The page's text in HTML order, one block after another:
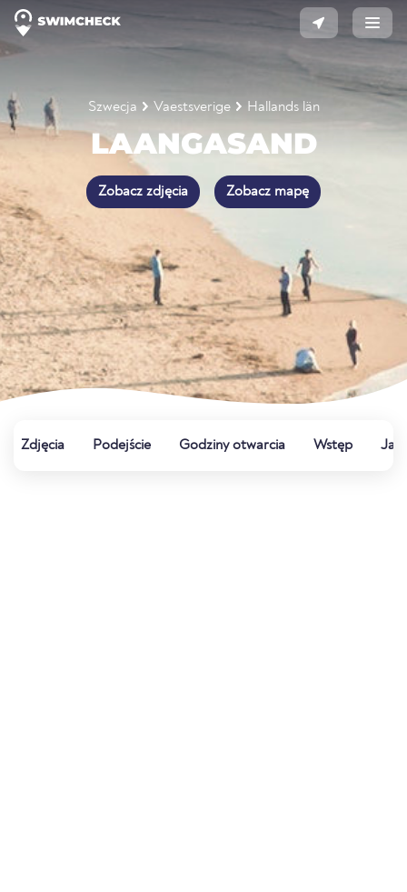
Szwecja Vaestsverige Hallands län
LAANGASAND
Zobacz zdjęcia Zobacz mapę
Zdjęcia Podejście Godziny otwarcia Wstęp